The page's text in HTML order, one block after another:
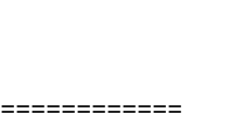
============